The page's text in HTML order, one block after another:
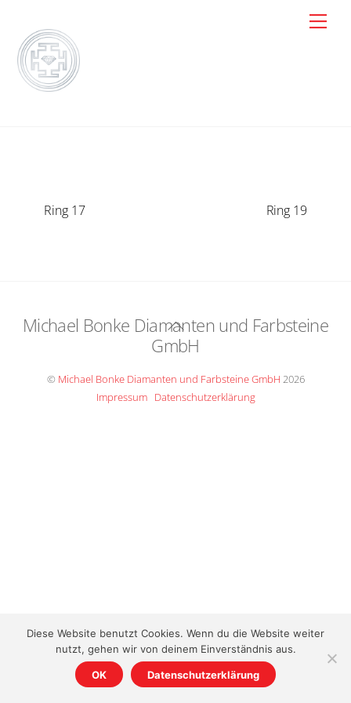
content
Ring 17 Ring 19
Back
To
Michael Bonke Diamanten und Farbsteine
GmbH
© Michael Bonke Diamanten und Farbsteine GmbH 2026
Impressum Datenschutzerklärung
Diese Website benutzt Cookies. Wenn du die Website weiter
nutzt, gehen wir von deinem Einverständnis aus.
OK Datenschutzerklärung